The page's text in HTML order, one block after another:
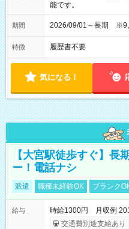
能です。
期間 2026/09/01～長期 ※9
特徴 履歴書不要
気になる！
【大宮駅徒歩すぐ】長
ー！電話ナシ
派遣 職種未経験OK ブランク
給与
時給1300円 月収例
交通費別途支給あり